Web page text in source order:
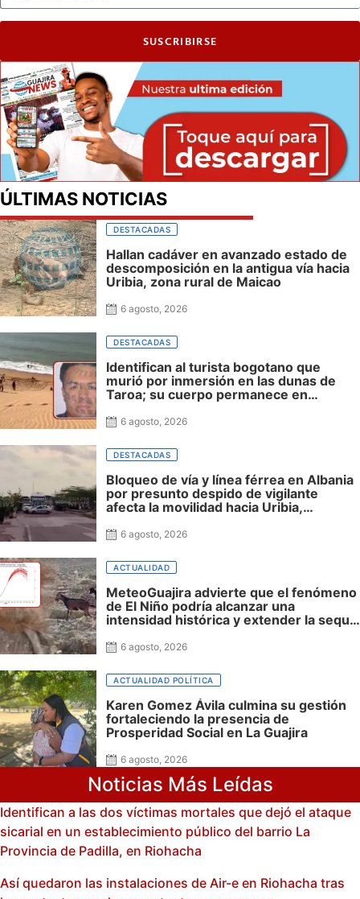
SUSCRIBIRSE
ÚLTIMAS NOTICIAS
DESTACADAS
Hallan cadáver en avanzado estado de
descomposición en la antigua vía hacia
Uribia, zona rural de Maicao
6 agosto, 2026
DESTACADAS
Identifican al turista bogotano que
murió por inmersión en las dunas de
Taroa; su cuerpo permanece en
6 agosto, 2026
DESTACADAS
Bloqueo de vía y línea férrea en Albania
por presunto despido de vigilante
afecta la movilidad hacia Uribia,
6 agosto, 2026
ACTUALIDAD
MeteoGuajira advierte que el fenómeno
de El Niño podría alcanzar una
intensidad histórica y extender la sequía
6 agosto, 2026
ACTUALIDAD POLÍTICA
Karen Gomez Ávila culmina su gestión
fortaleciendo la presencia de
Prosperidad Social en La Guajira
6 agosto, 2026
Noticias Más Leídas
Identifican a las dos víctimas mortales que dejó el ataque
sicarial en un establecimiento público del barrio La
Provincia de Padilla, en Riohacha
Así quedaron las instalaciones de Air-e en Riohacha tras